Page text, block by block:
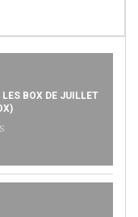
BOX DE JUILLET